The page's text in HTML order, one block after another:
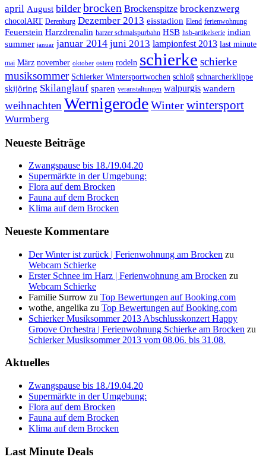
april August bilder brocken Brockenspitze brockenzwerg
chocolART Derenburg Dezember 2013 eisstadion Elend ferienwohnung
Feuerstein Harzdrenalin harzer schmalspurbahn HSB hsb-artikelserie indian
summer januar januar 2014 juni 2013 lampionfest 2013 last minute
mai März november oktober ostern rodeln schierke schierke
musiksommer Schierker Wintersportwochen schloß schnarcherklippe
skijöring Skilanglauf sparen veranstaltungen walpurgis wandern
weihnachten WernigerodeWinterwintersport
Wurmberg
Neueste Beiträge
Zwangspause bis 18./19.04.20
Supermärkte in der Umgebung:
Flora auf dem Brocken
Fauna auf dem Brocken
Klima auf dem Brocken
Neueste Kommentare
Der Winter ist zurück | Ferienwohnung am Brocken zu
Webcam Schierke
Erster Schnee im Harz | Ferienwohnung am Brocken zu
Webcam Schierke
Familie Surrow zu Top Bewertungen auf Booking.com
wothe, angelika zu Top Bewertungen auf Booking.com
Schierker Musiksommer 2013 Abschlusskonzert Happy
Groove Orchestra | Ferienwohnung Schierke am Brocken zu
Schierker Musiksommer 2013 vom 08.06. bis 31.08.
Aktuelles
Zwangspause bis 18./19.04.20
Supermärkte in der Umgebung:
Flora auf dem Brocken
Fauna auf dem Brocken
Klima auf dem Brocken
Last Minute Deals